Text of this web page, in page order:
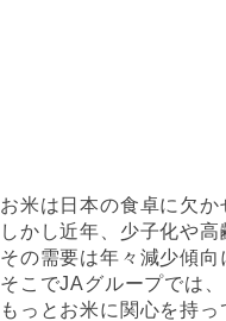
お米は日本の食卓に欠か
しかし近年、少子化や高
その需要は年々減少傾向
そこでJAグループでは、
もっとお米に関心を持っ